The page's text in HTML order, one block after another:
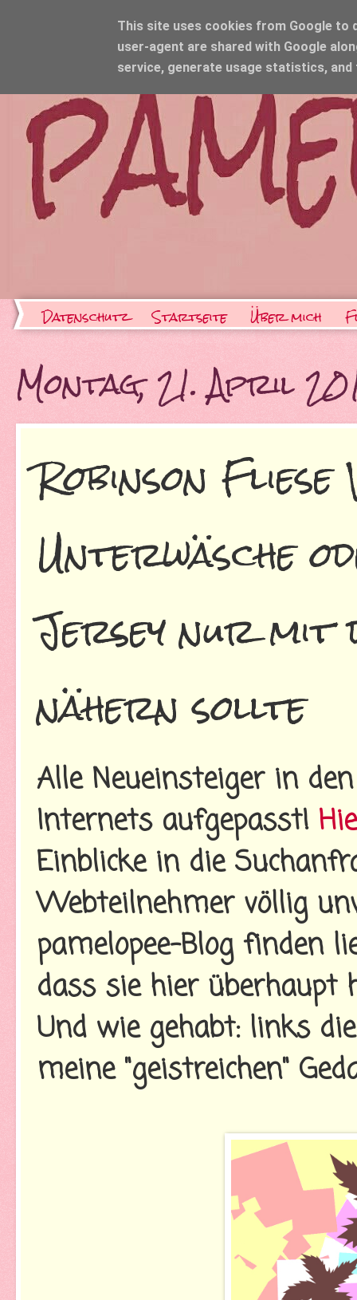
Datenschutz Startseite Über mich
Montag, 21. April
Robinson
Unterwäsche
Jersey nur mit
nähern sollte
Alle Neueinsteiger in
Internets aufgepasst!
Einblicke in die
Webteilnehmer völlig
pamelopee-Blog finden
dass sie hier überhaupt
Und wie gehabt: links
meine "geistreichen"
This site uses cookies from Google to
user-agent are shared with Google
service, generate usage statistics,